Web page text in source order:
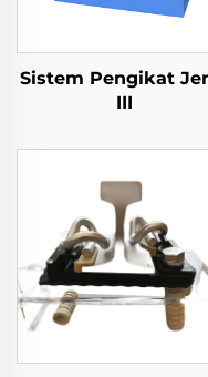
Sistem Pengikat
III